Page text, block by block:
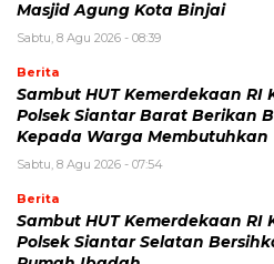
Masjid Agung Kota Binjai
Sabtu, 8 Agu 2026 - 08:39
Berita
Sambut HUT Kemerdekaan RI
Polsek Siantar Barat Berikan
Kepada Warga Membutuhkan
Sabtu, 8 Agu 2026 - 07:54
Berita
Sambut HUT Kemerdekaan RI
Polsek Siantar Selatan